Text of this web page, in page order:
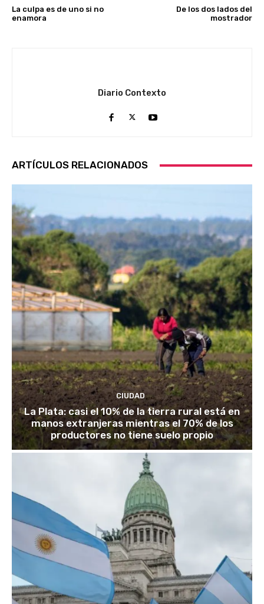
La culpa es de uno si no
enamora
De los dos lados del
mostrador
Diario Contexto
ARTÍCULOS RELACIONADOS
CIUDAD
La Plata: casi el 10% de la tierra rural está en
manos extranjeras mientras el 70% de los
productores no tiene suelo propio